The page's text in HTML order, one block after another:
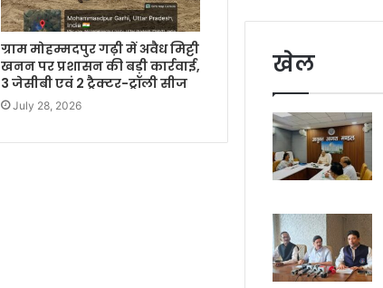
ग्राम मोहम्मदपुर गढ़ी में अवैध मिट्टी
खनन पर प्रशासन की बड़ी कार्रवाई,
3 जेसीबी एवं 2 ट्रैक्टर-ट्रॉली सीज
July 28, 2026
खेल